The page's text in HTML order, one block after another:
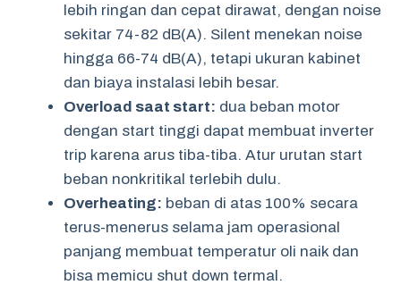
lebih ringan dan cepat dirawat, dengan noise
sekitar 74-82 dB(A). Silent menekan noise
hingga 66-74 dB(A), tetapi ukuran kabinet
dan biaya instalasi lebih besar.
Overload saat start: dua beban motor
dengan start tinggi dapat membuat inverter
trip karena arus tiba-tiba. Atur urutan start
beban nonkritikal terlebih dulu.
Overheating: beban di atas 100% secara
terus-menerus selama jam operasional
panjang membuat temperatur oli naik dan
bisa memicu shut down termal.